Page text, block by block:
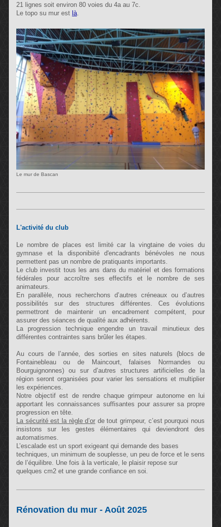
21 lignes soit environ 80 voies du 4a au 7c.
Le topo su mur est là.
Le mur de Bascan
L'activité du club
Le nombre de places est limité car la vingtaine de voies du
gymnase et la disponibiité d'encadrants bénévoles ne nous
permettent pas un nombre de pratiquants importants.
Le club investit tous les ans dans du matériel et des formations
fédérales pour accroître ses effectifs et le nombre de ses
animateurs.
En parallèle, nous recherchons d’autres créneaux ou d’autres
possibilités sur des structures différentes. Ces évolutions
permettront de maintenir un encadrement compétent, pour
assurer des séances de qualité aux adhérents.
La progression technique engendre un travail minutieux des
différentes contraintes sans brûler les étapes.
Au cours de l’année, des sorties en sites naturels (blocs de
Fontainebleau ou de Maincourt, falaises Normandes ou
Bourguignonnes) ou sur d’autres structures artificielles de la
région seront organisées pour varier les sensations et multiplier
les expériences.
Notre objectif est de rendre chaque grimpeur autonome en lui
apportant les connaissances suffisantes pour assurer sa propre
progression en tête.
La sécurité est la règle d’or de tout grimpeur, c’est pourquoi nous
insistons sur les gestes élémentaires qui deviendront des
automatismes.
L’escalade est un sport exigeant qui demande des bases
techniques, un minimum de souplesse, un peu de force et le sens
de l’équilibre. Une fois à la verticale, le plaisir repose sur
quelques cm2 et une grande confiance en soi.
Rénovation du mur - Août 2025